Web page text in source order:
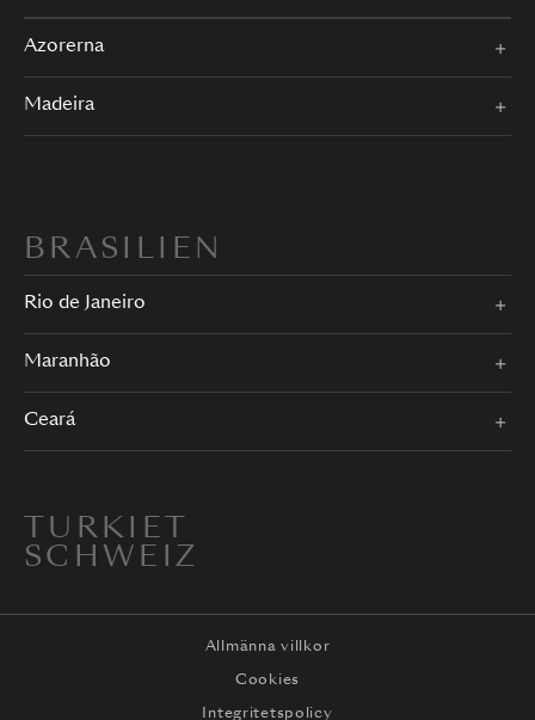
Azorerna
Madeira
BRASILIEN
Rio de Janeiro
Maranhão
Ceará
TURKIET
SCHWEIZ
Allmänna villkor
Cookies
Integritetspolicy